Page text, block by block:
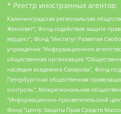
* Реестр иностранных агентов:
Калининградская региональная общественная организация "Экозащита!-Женсовет", Фонд содействия защите прав и свобод граждан "Общественный вердикт", Фонд "Институт Развития Свободы Информации", Частное учреждение "Информационное агентство МЕМО. РУ", Региональная общественная организация "Общественная комиссия по сохранению наследия академика Сахарова", Фонд поддержки свободы прессы, Санкт-Петербургская общественная правозащитная организация "Гражданский контроль", Межрегиональная общественная организация "Информационно-просветительский центр "Мемориал", Региональный Фонд "Центр Защиты Прав Средств Массовой Информации", с 05.12.2023 Фонд "Центр Защиты Прав Средств массовой информации", Региональная общественная благотворительная организация помощи беженцам и мигрантам "Гражданское содействие", Негосударственное образовательное учреждение дополнительного профессионального образования (повышение квалификации) специалистов "АКАДЕМИЯ ПО ПРАВАМ ЧЕЛОВЕКА", Свердловская региональная общественная организация "Сутяжник", Автономная некоммерческая организация "Центр независимых социологических исследований", Союз общественных объединений "Российский исследовательский центр по правам человека", Региональное общественное учреждение научно-информационный центр "МЕМОРИАЛ", Некоммерческая организация "Фонд защиты гласности", Автономная некоммерческая организация "Институт прав человека", Городская общественная организация "Екатеринбургское общество "МЕМОРИАЛ", Городская общественная организация "Рязанское историко-просветительское и правозащитное общество "Мемориал" (Рязанский Мемориал), Челябинский региональный орган общественной самодеятельности – женское общественное объединение "Женщины Евразии", Челябинский региональный орган общественной самодеятельности "Уральская правозащитная группа", Фонд содействия защите здоровья и социальной справедливости имени Андрея Рылькова, Автономная Некоммерческая Организация "Аналитический Центр Юрия Левады", Автономная некоммерческая организация социальной поддержки населения "Проект Апрель", Региональная общественная организация помощи женщинам и детям, находящимся в кризисной ситуации "Информационно-методический центр "Анна", Фонд содействия развитию массовых коммуникаций и правовому просвещению "Так-так-Так", Фонд содействия устойчивому развитию "Серебряная тайга", Свердловский региональный общественный фонд социальных проектов "Новое время", "Idel.Реалии", Кавказ.Реалии, Крым.Реалии, Телеканал Настоящее Время, Татаро-башкирская служба Радио Свобода (Azatliq Radiosi), Радио Свободная Европа/Радио Свобода (PCE/PC), "Сибирь.Реалии", "Фактограф", Благотворительный фонд помощи осужденным и их семьям, Автономная некоммерческая организация "Институт глобализации и социальных движений", Фонд "В защиту прав заключенных", Частное учреждение "Центр поддержки и содействия развитию средств массовой информации", Пензенский региональный общественный благотворительный фонд "Гражданский союз", "Север.Реалии", Некоммерческая организация Фонд "Правовая инициатива", Общество с ограниченной ответственностью "Радио Свободная Европа/Радио Свобода", Чешское информационное агентство "MEDIUM-ORIENT", Красноярская региональная общественная организация "Мы против СПИДа", Камалягин Денис Николаевич, Маркелов Сергей Евгеньевич, Пономарев Лев Александрович, Савицкая Людмила Алексеевна, Автономная некоммерческая организация "Центр по работе с проблемой насилия "НАСИЛИЮ.НЕТ", Межрегиональный профессиональный союз работников здравоохранения "Альянс врачей", Юридическое лицо, зарегистрированное в Латвийской Республике, SIA "Medusa Project" (регистрационный номер 40103797863, дата регистрации 10.06.2014), Некоммерческая организация "Фонд по борьбе с коррупцией", Автономная некоммерческая организация "Институт права и публичной политики", Баданин Роман Сергеевич, Гликин Максим Александрович, Железнова Мария Михайловна, Лукьянова Юлия Сергеевна, Маетная Елизавета Витальевна, Маняхин Петр Борисович, Чуракова Ольга Владимировна, Ярош Юлия Петровна, Юридическое лицо "The Insider SIA", зарегистрированное в Риге, Латвийская Республика (дата регистрации 26.06.2015), являющееся администратором доменного имени интернет-издания "The Insider SIA", https://theins.ru, Постернак Алексей Евгеньевич, Рубин Михаил Аркадьевич, Анин Роман Александрович, Юридическое лицо Istories fonds, зарегистрированное в Латвийской Республике (регистрационный номер 50008295751, дата регистрации 24.02.2020), Великовский Дмитрий Александрович, Долинина Ирина Николаевна, Мароховская Алеся Алексеевна, Шлейнов Роман Юрьевич, Шмагун Олеся Валентиновна, Общество с ограниченной ответственностью "Альтаир 2021", Общество с ограниченной ответственностью "Вега 2021", Общество с ограниченной ответственностью "Главный редактор 2021", Общество с ограниченной ответственностью "Ромашки монолит", Важенков Артем Валерьевич, Ивановская областная общественная организация "Центр гендерных исследований", Гурман Юрий Альбертович, Медиапроект "ОВД-Инфо", Егоров Владимир Владимирович, Жилинский Владимир Александрович, Общество с ограниченной ответственностью "ЗП", Иванова София Юрьевна, Карезина Инна Павловна, Кильтау Екатерина Викторовна, Петров Алексей Викторович, Пискунов Сергей Евгеньевич, Смирнов Сергей Сергеевич, Тихонов Михаил Сергеевич, Общество с ограниченной ответственностью "ЖУРНАЛИСТ-ИНОСТРАННЫЙ АГЕНТ", Арапова Галина Юрьевна, Вольтская Татьяна Анатольевна, Американская компания "Mason G.E.S. Anonymous